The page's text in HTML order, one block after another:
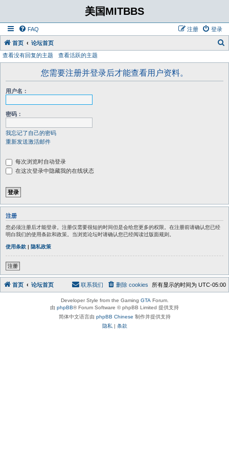
美国MITBBS
FAQ 登录
注册
首页 论坛首页
查看没有回复的主题 查看活跃的主题
您需要注册并登录后才能查看用户资料。
用户名：
密码：
我忘记了自己的密码
重新发送激活邮件
每次浏览时自动登录
在这次登录中隐藏我的在线状态
注册
您必须注册后才能登录。注册仅需要很短的时间但是会给您更多的权限。在注册前请确认您已经
明白我们的使用条款和政策。当浏览论坛时请确认您已经阅读过版面规则。
使用条款 | 隐私政策
注册
首页 论坛首页 所有显示的时间为 UTC-05:00
删除 cookies
联系我们
Developer Style from the Gaming GTA Forum.
由 phpBB® Forum Software © phpBB Limited 提供支持
简体中文语言由 phpBB Chinese 制作并提供支持
隐私 | 条款